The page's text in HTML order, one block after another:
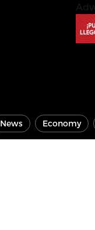
News Economy